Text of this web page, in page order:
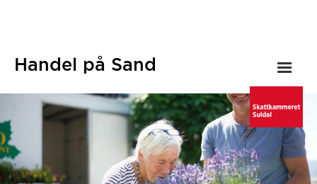
Handel på Sand